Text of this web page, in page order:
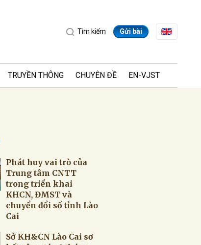
Tìm kiếm Gửi bài
TRUYỀN THÔNG CHUYÊN ĐỀ EN-VJST
Phát huy vai trò của
Trung tâm CNTT
trong triển khai
KHCN, ĐMST và
chuyển đổi số tỉnh Lào
Cai
Sở KH&CN Lào Cai sơ